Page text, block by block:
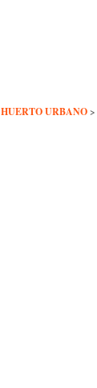
HUERTO URBANO>